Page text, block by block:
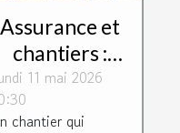
Assurance et
chantiers :
pourquoi la
négligence
11 mai 2026
chantier qui